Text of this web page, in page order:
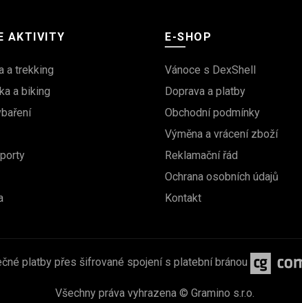
AKTIVITY
a trekking
a biking
E-SHOP
Vánoce s DexShell
Doprava a platby
Obchodní podmínky
Výměna a vrácení zboží
Reklamační řád
Ochrana osobních údajů
Kontakt
platby přes šifrované spojení s platební bránou
Všechny práva vyhrazena © Gramino s.r.o.